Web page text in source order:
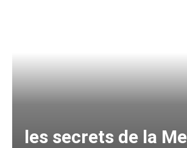
les secrets de la